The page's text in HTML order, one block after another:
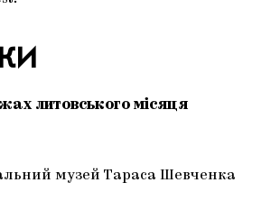
литовського місяця
музей Тараса Шевченка